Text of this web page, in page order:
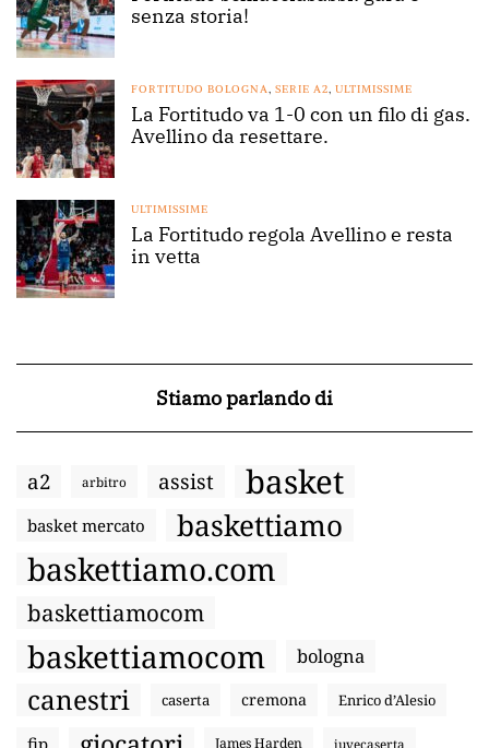
senza storia!
FORTITUDO BOLOGNA, SERIE A2, ULTIMISSIME
La Fortitudo va 1-0 con un filo di gas.
Avellino da resettare.
ULTIMISSIME
La Fortitudo regola Avellino e resta
in vetta
Stiamo parlando di
a2 arbitro assist basket
basket mercato baskettiamo
baskettiamo.com
baskettiamocom
baskettiamocom bologna
canestri caserta cremona Enrico d’Alesio
fip James Harden juvecaserta